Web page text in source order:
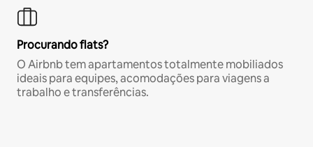
Procurando flats?
O Airbnb tem apartamentos totalmente mobiliados
ideais para equipes, acomodações para viagens a
trabalho e transferências.